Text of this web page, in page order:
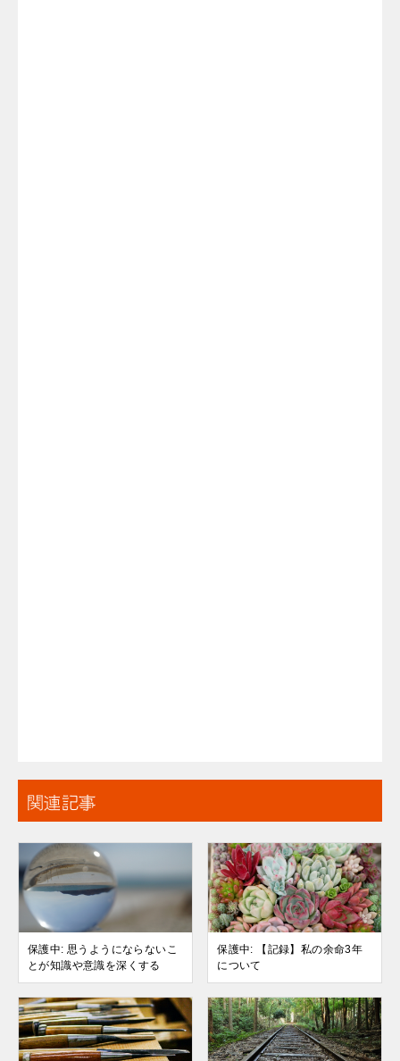
関連記事
保護中: 思うようにならないこ
とが知識や意識を深くする
保護中: 【記録】私の余命3年
について